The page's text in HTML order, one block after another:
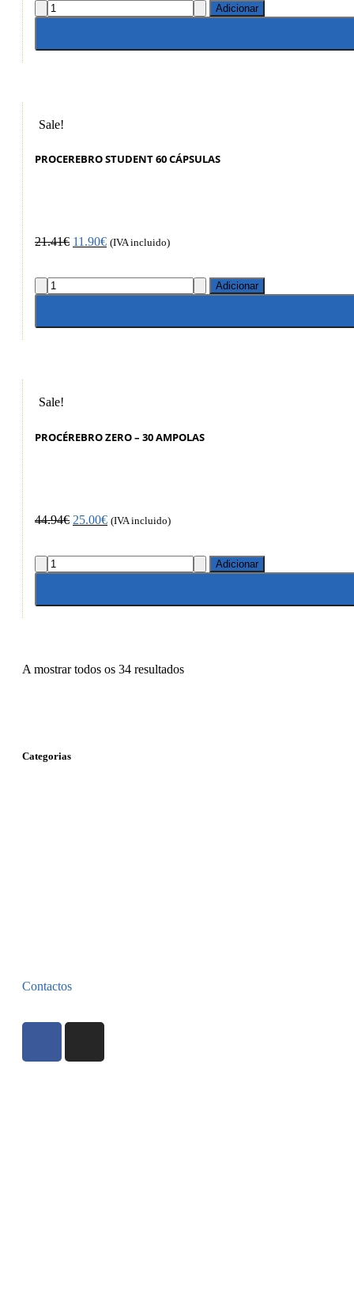
Adicionar
Sale!
PROCEREBRO STUDENT 60 CÁPSULAS
21.41€ 11.90€ (IVA incluido)
Adicionar
Sale!
PROCÉREBRO ZERO – 30 AMPOLAS
44.94€ 25.00€ (IVA incluido)
Adicionar
A mostrar todos os 34 resultados
Categorias
Contactos